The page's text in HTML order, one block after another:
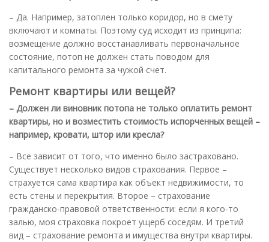
– Да. Например, затоплен только коридор, но в смету
включают и комнаты. Поэтому суд исходит из принципа:
возмещение должно восстанавливать первоначальное
состояние, потоп не должен стать поводом для
капитального ремонта за чужой счет.
Ремонт квартиры или вещей?
– Должен ли виновник потопа не только оплатить ремонт
квартиры, но и возместить стоимость испорченных вещей –
например, кровати, штор или кресла?
– Все зависит от того, что именно было застраховано.
Существует несколько видов страхования. Первое –
страхуется сама квартира как объект недвижимости, то
есть стены и перекрытия. Второе – страхование
гражданско-правовой ответственности: если я кого-то
залью, моя страховка покроет ущерб соседям. И третий
вид – страхование ремонта и имущества внутри квартиры.